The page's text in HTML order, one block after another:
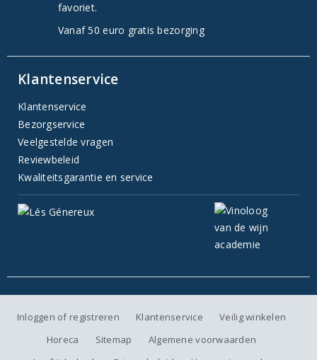
favoriet.
Vanaf 50 euro gratis bezorging
Klantenservice
Klantenservice
Bezorgservice
Veelgestelde vragen
Reviewbeleid
Kwaliteitsgarantie en service
Inloggen of registreren Klantenservice
Veilig winkelen
Horeca
Sitemap
Algemene voorwaarden